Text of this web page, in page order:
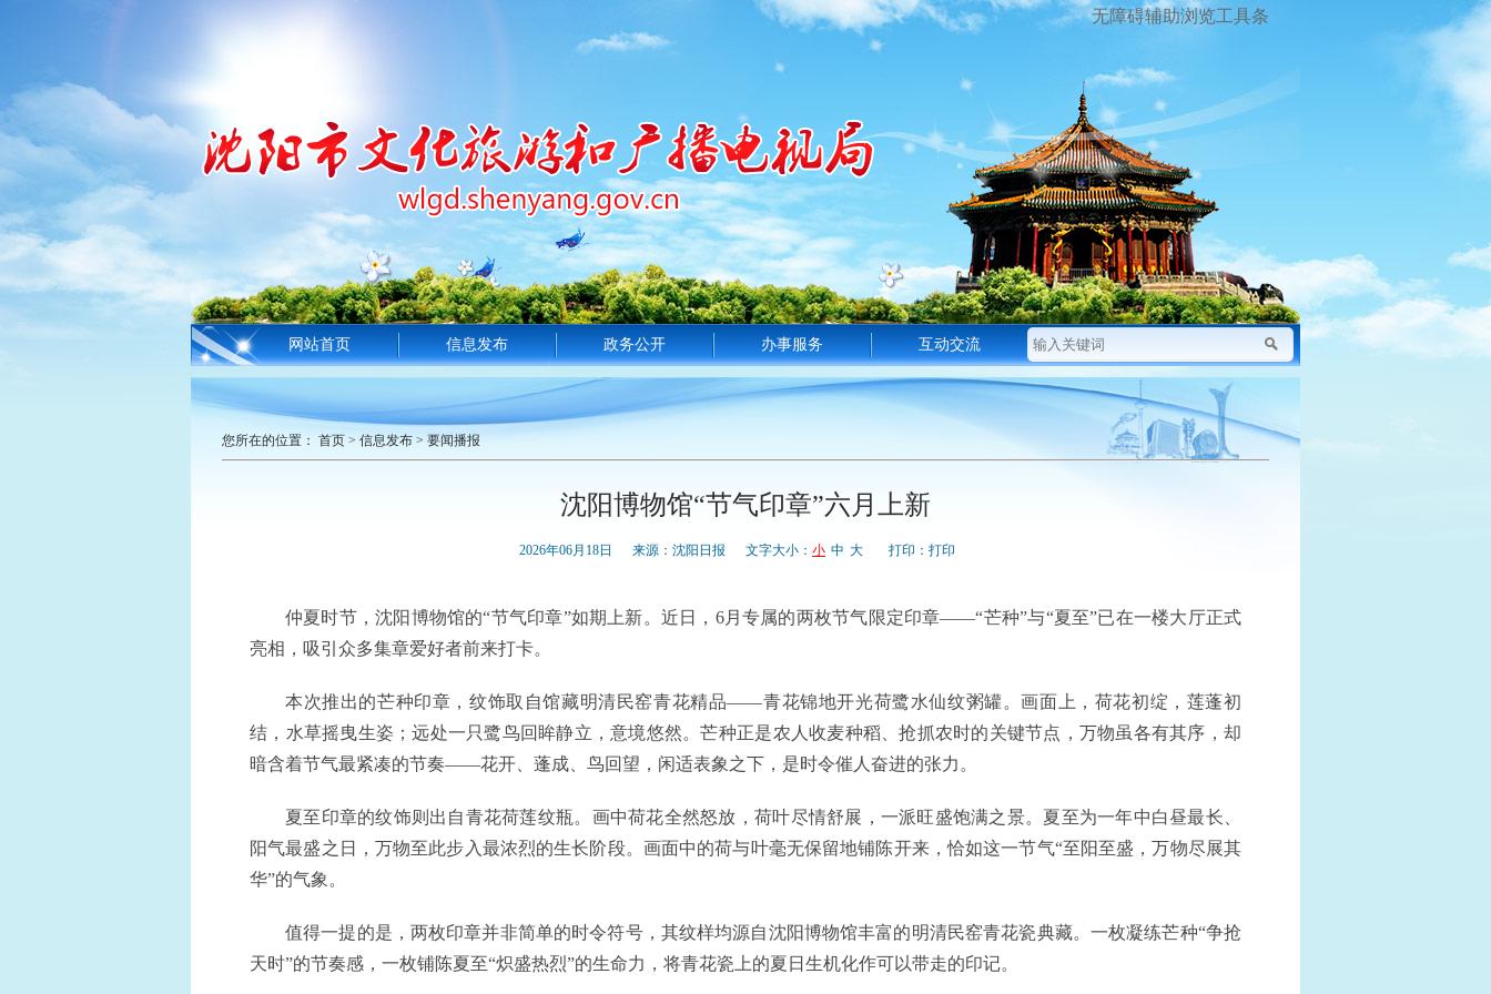
无障碍辅助浏览工具条
网站首页 信息发布 政务公开 办事服务 互动交流
您所在的位置： 首页 > 信息发布 > 要闻播报
沈阳博物馆“节气印章”六月上新
2026年06月18日 来源：沈阳日报 文字大小： 小 中 大 打印： 打印
仲夏时节，沈阳博物馆的“节气印章”如期上新。近日，6月专属的两枚节气限定印章——“芒种”与“夏至”已在一楼大厅正式
亮相，吸引众多集章爱好者前来打卡。
本次推出的芒种印章，纹饰取自馆藏明清民窑青花精品——青花锦地开光荷鹭水仙纹粥罐。画面上，荷花初绽，莲蓬初
结，水草摇曳生姿；远处一只鹭鸟回眸静立，意境悠然。芒种正是农人收麦种稻、抢抓农时的关键节点，万物虽各有其序，却
暗含着节气最紧凑的节奏——花开、蓬成、鸟回望，闲适表象之下，是时令催人奋进的张力。
夏至印章的纹饰则出自青花荷莲纹瓶。画中荷花全然怒放，荷叶尽情舒展，一派旺盛饱满之景。夏至为一年中白昼最长、
阳气最盛之日，万物至此步入最浓烈的生长阶段。画面中的荷与叶毫无保留地铺陈开来，恰如这一节气“至阳至盛，万物尽展其
华”的气象。
值得一提的是，两枚印章并非简单的时令符号，其纹样均源自沈阳博物馆丰富的明清民窑青花瓷典藏。一枚凝练芒种“争抢
天时”的节奏感，一枚铺陈夏至“炽盛热烈”的生命力，将青花瓷上的夏日生机化作可以带走的印记。